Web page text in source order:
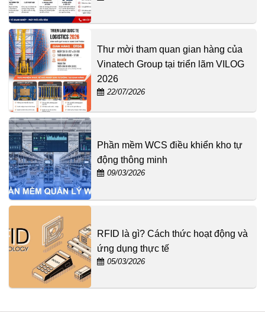
Thư mời tham quan gian hàng của
Vinatech Group tại triển lãm VILOG
2026
22/07/2026
Phần mềm WCS điều khiển kho tự
động thông minh
09/03/2026
RFID là gì? Cách thức hoạt động và
ứng dụng thực tế
05/03/2026